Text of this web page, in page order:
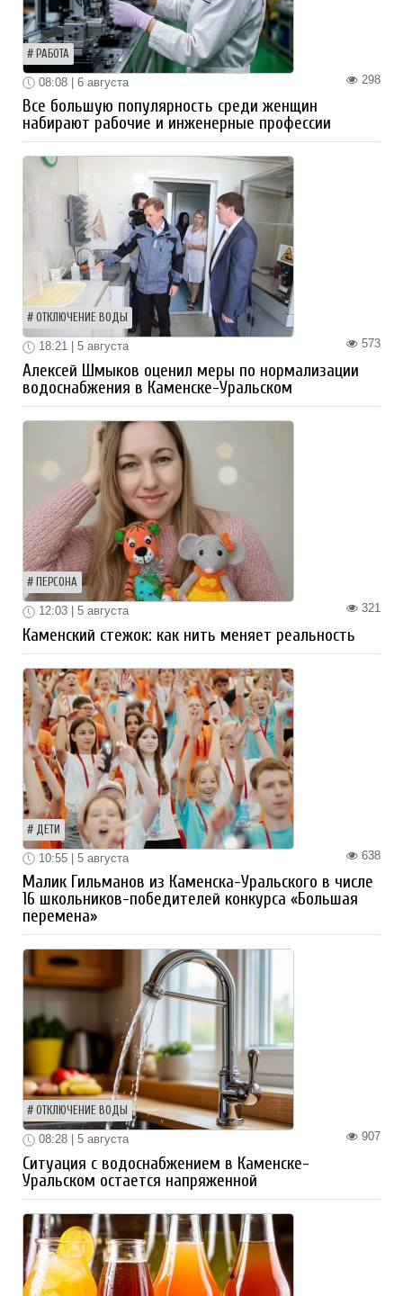
РАБОТА
298
08:08 | 6 августа
Все большую популярность среди женщин
набирают рабочие и инженерные профессии
ОТКЛЮЧЕНИЕ ВОДЫ
573
18:21 | 5 августа
Алексей Шмыков оценил меры по нормализации
водоснабжения в Каменске-Уральском
ПЕРСОНА
321
12:03 | 5 августа
Каменский стежок: как нить меняет реальность
ДЕТИ
638
10:55 | 5 августа
Малик Гильманов из Каменска-Уральского в числе
16 школьников-победителей конкурса «Большая
перемена»
ОТКЛЮЧЕНИЕ ВОДЫ
907
08:28 | 5 августа
Ситуация с водоснабжением в Каменске-
Уральском остается напряженной